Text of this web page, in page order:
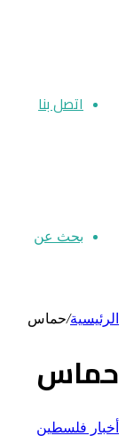
اتصل بنا
بحث عن
الرئيسية/حماس
حماس
أخبار فلسطين